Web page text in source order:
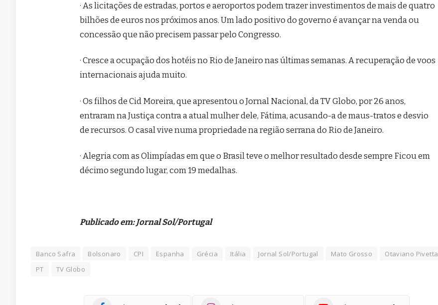
· As licitações de estradas, portos e aeroportos podem trazer investimentos de mais de quatro
bilhões de euros nos próximos anos. Um lado positivo do governo é avançar na venda ou
concessão que não precisem passar pelo Congresso.
· Cresce a ocupação dos hotéis no Rio de Janeiro nas últimas semanas. A recuperação de voos
internacionais ajuda muito.
· Os filhos de Cid Moreira, que apresentou o Jornal Nacional, da TV Globo, por 26 anos,
entraram na Justiça contra a atual mulher dele, Fátima, acusando-a de maus-tratos e desvio
de recursos. O casal vive numa propriedade na região serrana do Rio de Janeiro.
· Alegria com as Olimpíadas em que o Brasil teve o melhor resultado desde sempre Ficou em
décimo segundo lugar, com 19 medalhas.
Publicado em: Jornal Sol/Portugal
Banco Safra Bolsonaro CPI Espanha Grécia Itália Jornal Sol/Portugal Mato Grosso
Otaviano Pivetta
PT
TV Globo